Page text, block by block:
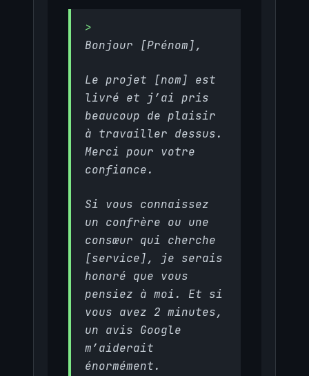
Bonjour [Prénom],
Le projet [nom] est
livré et j’ai pris
beaucoup de plaisir
à travailler dessus.
Merci pour votre
confiance.
Si vous connaissez
un confrère ou une
consœur qui cherche
[service], je serais
honoré que vous
pensiez à moi. Et si
vous avez 2 minutes,
un avis Google
m’aiderait
énormément.